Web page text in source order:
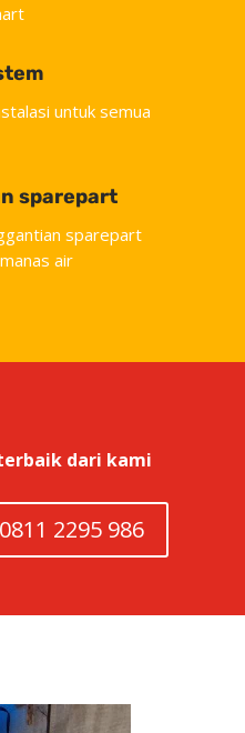
untuk semua
sparepart
sparepart
air
dari kami
2295 986